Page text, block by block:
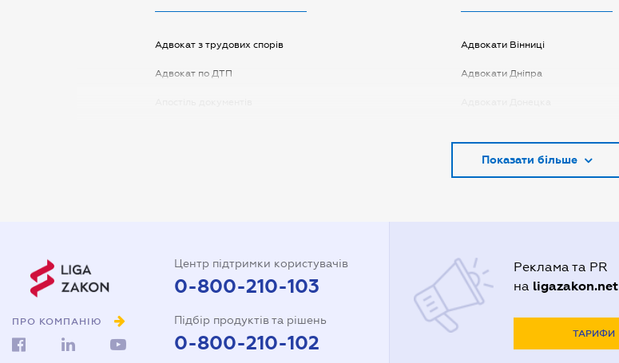
Адвокат з трудових спорів
Адвокат по ДТП
інтересів в суді
Довіреність на реєстрацію
Адвокати Вінниці
Адвокати Дніпра
Адвокати Києва
Адвокати Полтави
Адвокати Харькова
Адвокаты Кривого Рогу
Показати більше
ПРО КОМПАНІЮ
Центр підтримки користувачів
0-800-210-103
Підбір продуктів та рішень
0-800-210-102
Реклама та PR
на ligazakon.net
ТАРИФИ